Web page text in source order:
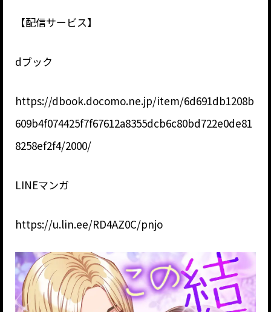
【配信サービス】
dブック
https://dbook.docomo.ne.jp/item/6d691db1208b
609b4f074425f7f67612a8355dcb6c80bd722e0de81
8258ef2f4/2000/
LINEマンガ
https://u.lin.ee/RD4AZ0C/pnjo